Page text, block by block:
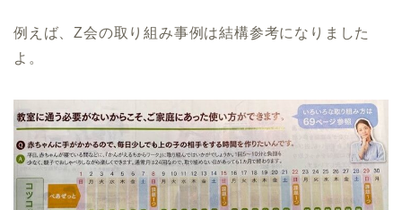
例えば、Z会の取り組み事例は結構参考になりました
よ。